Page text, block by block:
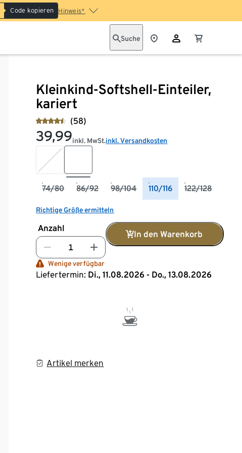
Code kopieren Hinweis*
Suche
Kleinkind-Softshell-Einteiler,
kariert
(58)
39,99inkl. MwSt.inkl. Versandkosten
74/80 86/92 98/104 110/116 122/128
Richtige Größe ermitteln
Anzahl
In den Warenkorb
Wenige verfügbar
Liefertermin: Di., 11.08.2026 - Do., 13.08.2026
Artikel merken